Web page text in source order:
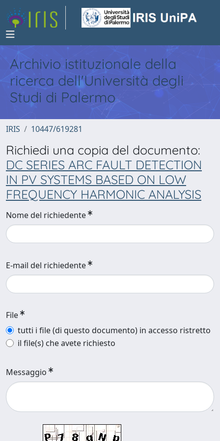
Archivio istituzionale della
ricerca dell'Università degli
Studi di Palermo
IRIS 10447/619281
Richiedi una copia del documento:
DC SERIES ARC FAULT DETECTION
IN PV SYSTEMS BASED ON LOW
FREQUENCY HARMONIC ANALYSIS
Nome del richiedente
E-mail del richiedente
File
tutti i file (di questo documento) in accesso ristretto
il file(s) che avete richiesto
Messaggio